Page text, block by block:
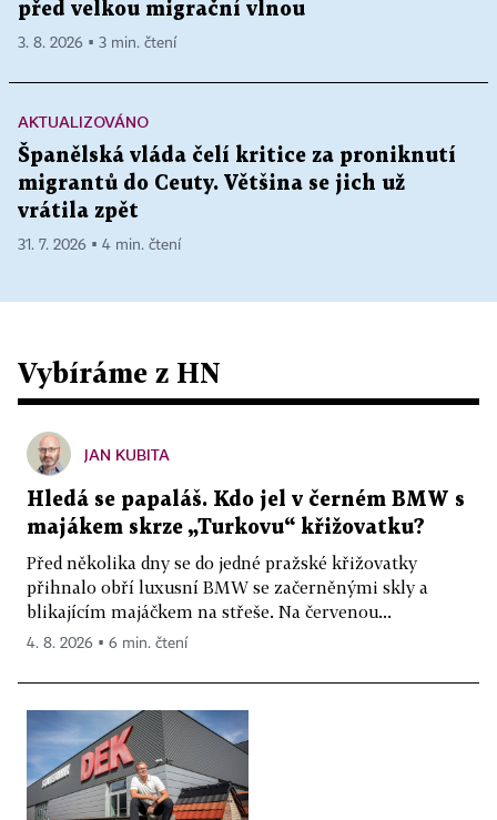
před velkou migrační vlnou
3. 8. 2026 ▪ 3 min. čtení
AKTUALIZOVÁNO
Španělská vláda čelí kritice za proniknutí
migrantů do Ceuty. Většina se jich už
vrátila zpět
31. 7. 2026 ▪ 4 min. čtení
Vybíráme z HN
JAN KUBITA
Hledá se papaláš. Kdo jel v černém BMW s
majákem skrze „Turkovu“ křižovatku?
Před několika dny se do jedné pražské křižovatky
přihnalo obří luxusní BMW se začerněnými skly a
blikajícím majáčkem na střeše. Na červenou...
4. 8. 2026 ▪ 6 min. čtení